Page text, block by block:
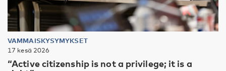
VAMMAISKYSYMYKSET
17 kesä 2026
“Active citizenship is not a privilege; it is a